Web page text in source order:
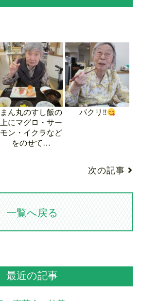
まん丸のすし飯の
上にマグロ・サー
モン・イクラなど
をのせて…
パクリ‼
次の記事
一覧へ戻る
最近の記事